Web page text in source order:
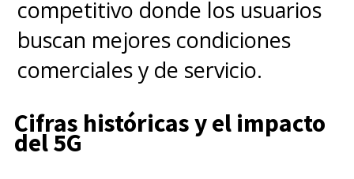
competitivo donde los usuarios
buscan mejores condiciones
comerciales y de servicio.
Cifras históricas y el impacto
del 5G